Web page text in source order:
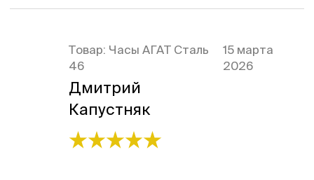
Товар: Часы АГАТ Сталь
46
Дмитрий
Капустняк
15 марта
2026